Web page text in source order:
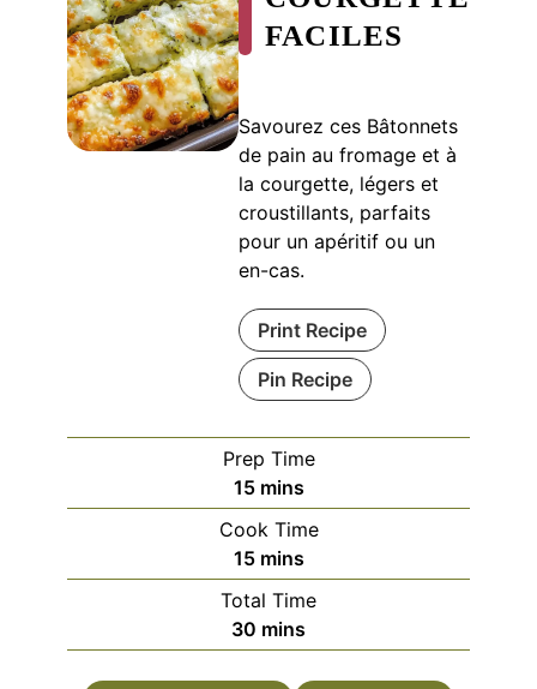
FACILES
Savourez ces Bâtonnets
de pain au fromage et à
la courgette, légers et
croustillants, parfaits
pour un apéritif ou un
en-cas.
Print Recipe
Pin Recipe
Prep Time
15minutes
mins
Cook Time
15minutes
mins
Total Time
30 minutes
mins